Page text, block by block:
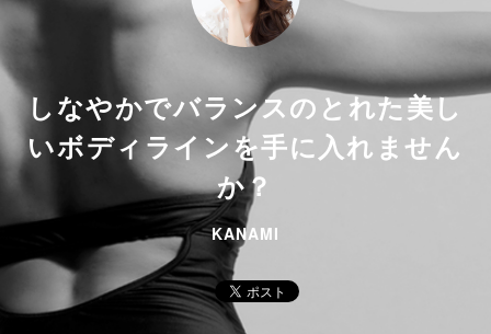
しなやかでバランスのとれた美し
いボディラインを手に入れません
か？
KANAMI